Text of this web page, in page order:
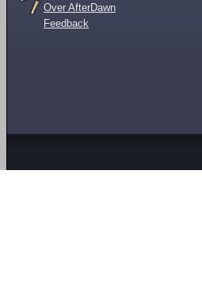
Over AfterDawn
Feedback